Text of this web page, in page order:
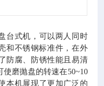
台式机，可以两人同时
和不锈钢标准件，在外
防腐、防锈性能且易清
磨抛盘的转速在50~10
本机展现了更加广泛的